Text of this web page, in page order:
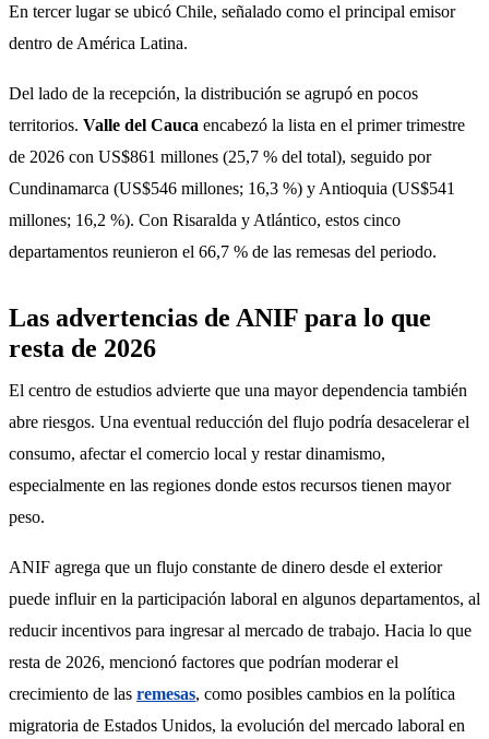
En tercer lugar se ubicó Chile, señalado como el principal emisor
dentro de América Latina.
Del lado de la recepción, la distribución se agrupó en pocos
territorios. Valle del Cauca encabezó la lista en el primer trimestre
de 2026 con US$861 millones (25,7 % del total), seguido por
Cundinamarca (US$546 millones; 16,3 %) y Antioquia (US$541
millones; 16,2 %). Con Risaralda y Atlántico, estos cinco
departamentos reunieron el 66,7 % de las remesas del periodo.
Las advertencias de ANIF para lo que
resta de 2026
El centro de estudios advierte que una mayor dependencia también
abre riesgos. Una eventual reducción del flujo podría desacelerar el
consumo, afectar el comercio local y restar dinamismo,
especialmente en las regiones donde estos recursos tienen mayor
peso.
ANIF agrega que un flujo constante de dinero desde el exterior
puede influir en la participación laboral en algunos departamentos, al
reducir incentivos para ingresar al mercado de trabajo. Hacia lo que
resta de 2026, mencionó factores que podrían moderar el
crecimiento de las remesas, como posibles cambios en la política
migratoria de Estados Unidos, la evolución del mercado laboral en